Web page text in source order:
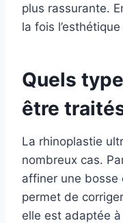
plus rassurante.
la fois
Quels
être
La rhinoplastie
nombreux cas.
affiner une bosse
permet de
elle est adaptée